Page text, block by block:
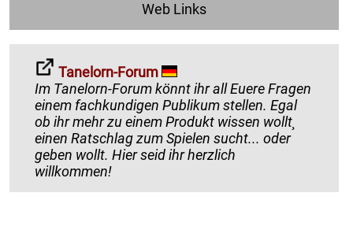
Web Links
Tanelorn-Forum
Im Tanelorn-Forum könnt ihr all Euere Fragen
einem fachkundigen Publikum stellen. Egal
ob ihr mehr zu einem Produkt wissen wollt¸
einen Ratschlag zum Spielen sucht... oder
geben wollt. Hier seid ihr herzlich
willkommen!